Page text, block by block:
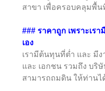
สาขา เพื่อครอบคลุมพื้
### ราคาถูก เพราะเร
เอง
เรามีต้นทุนที่ต่ำ และ มีง
และ เอกชน รวมถึง บริ
สามารถถมดิน ให้ท่านไ